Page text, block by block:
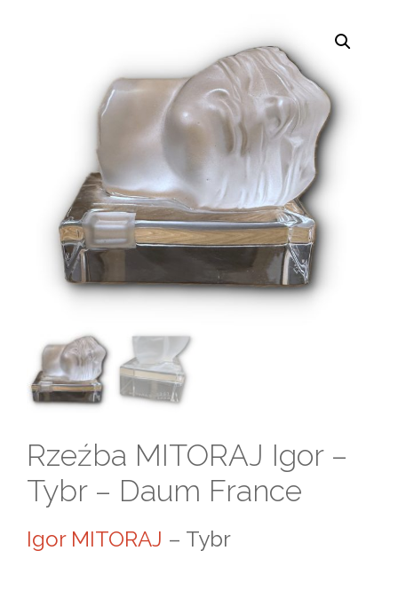
Rzeźba MITORAJ Igor –
Tybr – Daum France
Igor MITORAJ – Tybr